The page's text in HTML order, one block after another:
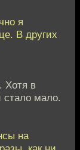
я
В других
Хотя в
стало мало.
на